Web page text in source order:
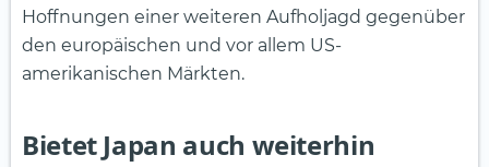
Hoffnungen einer weiteren Aufholjagd gegenüber
den europäischen und vor allem US-
amerikanischen Märkten.
Bietet Japan auch weiterhin